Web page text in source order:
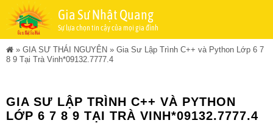
Gia Sư Nhật Quang
Sự lựa chọn tin cậy của mọi gia đình
» GIA SƯ THÁI NGUYÊN » Gia Sư Lập Trình C++ và Python Lớp 6 7
8 9 Tại Trà Vinh*09132.7777.4
GIA SƯ LẬP TRÌNH C++ VÀ PYTHON
LỚP 6 7 8 9 TẠI TRÀ VINH*09132.7777.4